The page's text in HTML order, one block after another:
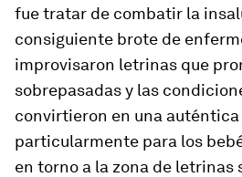
fue tratar de combatir la
consiguiente brote de
improvisaron letrinas que
sobrepasadas y las
convirtieron en una auténtica
particularmente para los
en torno a la zona de letrinas